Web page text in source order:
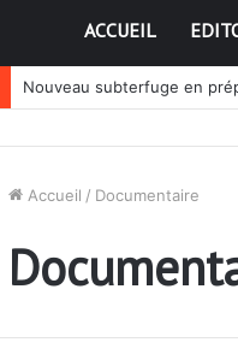
ACCUEIL
Nouveau subterfuge en
Accueil / Documentaire